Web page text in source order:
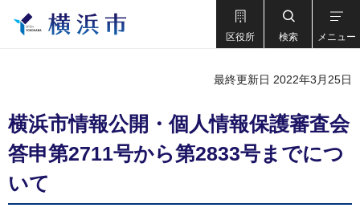
区役所 検索 メニュー
最終更新日 2022年3月25日
横浜市情報公開・個人情報保護審査会
答申第2711号から第2833号までにつ
いて